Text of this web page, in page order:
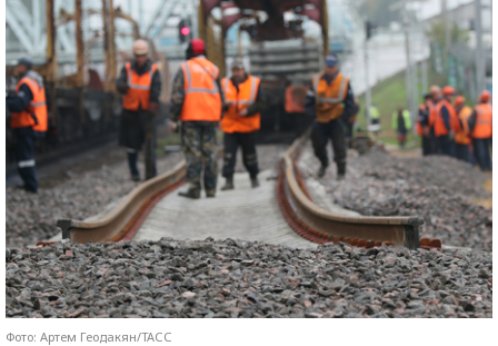
Фото: Артем Геодакян/ТАСС